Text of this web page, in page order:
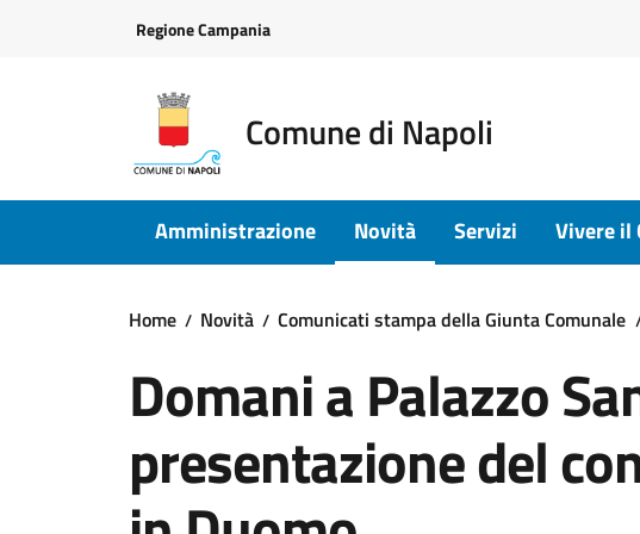
Regione Campania
Comune di Napoli
Amministrazione Novità Servizi Vivere il
Home Novità Comunicati stampa della Giunta Comunale
Domani a Palazzo
presentazione del